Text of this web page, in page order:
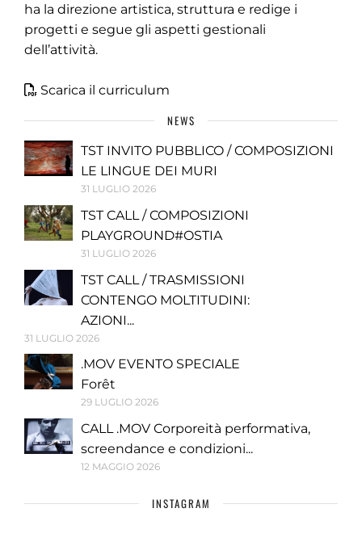
ha la direzione artistica, struttura e redige i
progetti e segue gli aspetti gestionali
dell’attività.
Scarica il curriculum
NEWS
TST INVITO PUBBLICO / COMPOSIZIONI
LE LINGUE DEI MURI
31 LUGLIO 2026
TST CALL / COMPOSIZIONI
PLAYGROUND#OSTIA
31 LUGLIO 2026
TST CALL / TRASMISSIONI
CONTENGO MOLTITUDINI:
AZIONI...
31 LUGLIO 2026
.MOV EVENTO SPECIALE
Forêt
29 LUGLIO 2026
CALL .MOV Corporeità performativa,
screendance e condizioni...
12 MAGGIO 2026
INSTAGRAM